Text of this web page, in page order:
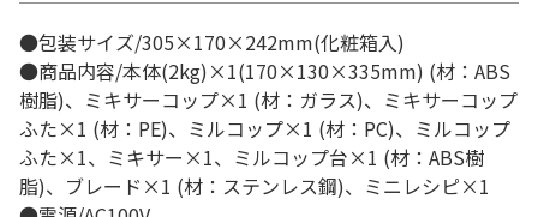
●包装サイズ/305×170×242mm(化粧箱入)
●商品内容/本体(2kg)×1(170×130×335mm) (材：ABS
樹脂)、ミキサーコップ×1 (材：ガラス)、ミキサーコップ
ふた×1 (材：PE)、ミルコップ×1 (材：PC)、ミルコップ
ふた×1、ミキサー×1、ミルコップ台×1 (材：ABS樹
脂)、ブレード×1 (材：ステンレス鋼)、ミニレシピ×1